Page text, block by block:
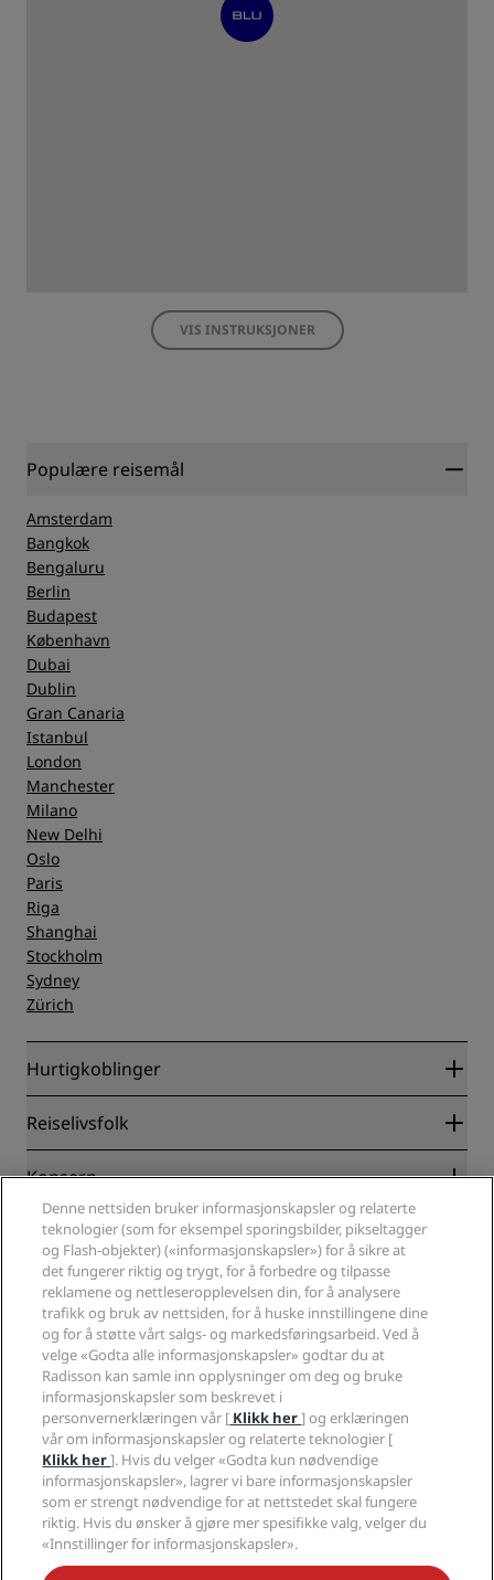
VIS INSTRUKSJONER
Populære reisemål
Amsterdam
Bangkok
Bengaluru
Berlin
Budapest
København
Dubai
Dublin
Gran Canaria
Istanbul
London
Manchester
Milano
New Delhi
Oslo
Paris
Riga
Shanghai
Stockholm
Sydney
Zürich
Hurtigkoblinger
Radisson Rewards
Blog
Nye hoteller og hoteller under utvikling
Radisson Hotels APP
Sportsgodkjente hoteller
Familievennlige hoteller
Helse og sikkerhet
Reiselivsfolk
Partnere
Konsern
Radisson Hotel Group
Presse
Jobb i RHG
Jobb i PPHE
Karriere EHL
The Club by RHG
Utviklingsmuligheter
Ansvarlig virksomhet
Innkjøp
Juridisk
Personvernsenter
Juridisk informasjon
Vilkår og betingelser for Radisson Rewards
Avtale om nettstedsbruk
Digital tilgjengelighet
Erklæring om moderne slaveri
Redegjørelse om våre aktsomhetsvuderinger
Hjelp
Forbrukervarsler
Kontakt
VANLIGE SPØRSMÅL
Sidekart
Sosiale medier
Radisson Hotels-merker
Denne nettsiden bruker informasjonskapsler og relaterte
teknologier (som for eksempel sporingsbilder, pikseltagger
og Flash-objekter) («informasjonskapsler») for å sikre at
det fungerer riktig og trygt, for å forbedre og tilpasse
reklamene og nettleseropplevelsen din, for å analysere
trafikk og bruk av nettsiden, for å huske innstillingene dine
og for å støtte vårt salgs- og markedsføringsarbeid. Ved å
velge «Godta alle informasjonskapsler» godtar du at
Radisson kan samle inn opplysninger om deg og bruke
informasjonskapsler som beskrevet i
personvernerklæringen vår [ Klikk her] og erklæringen
vår om informasjonskapsler og relaterte teknologier [
Klikk her]. Hvis du velger «Godta kun nødvendige
informasjonskapsler», lagrer vi bare informasjonskapsler
som er strengt nødvendige for at nettstedet skal fungere
riktig. Hvis du ønsker å gjøre mer spesifikke valg, velger du
«Innstillinger for informasjonskapsler».